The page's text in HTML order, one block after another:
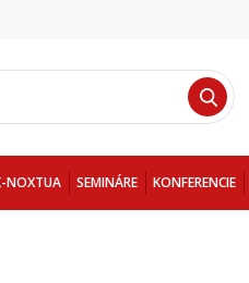
NOXTUA SEMINÁRE KONFERENCIE